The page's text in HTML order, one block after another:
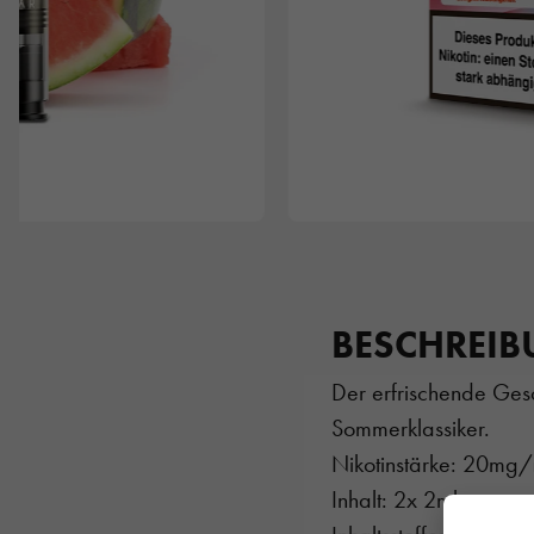
Der erfrischende
Sommerklassiker.
Nikotinstärke:
Inhalt: 2x 2ml